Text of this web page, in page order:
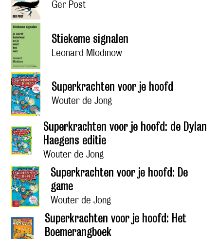
Ger Post
Stiekeme signalen
Leonard Mlodinow
Superkrachten voor je hoofd
Wouter de Jong
Superkrachten voor je hoofd: de Dylan
Haegens editie
Wouter de Jong
Superkrachten voor je hoofd: De
game
Wouter de Jong
Superkrachten voor je hoofd: Het
Boemerangboek